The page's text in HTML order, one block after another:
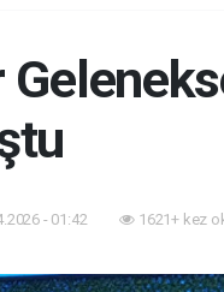
- 01:42 1621+ kez